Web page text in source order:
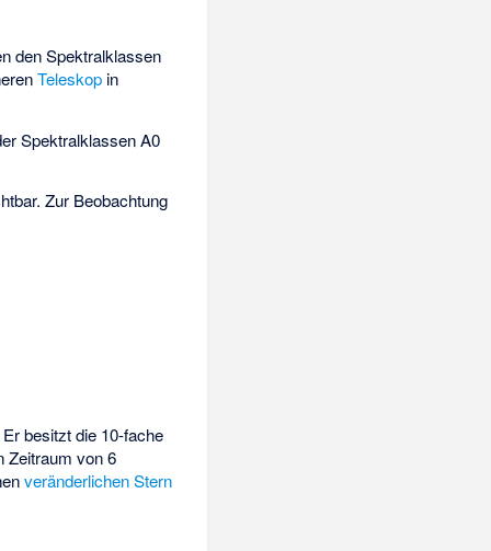
den Spektralklassen
Teleskop in
Spektralklassen A0
Zur Beobachtung
Er besitzt die 10-fache
Zeitraum von 6
veränderlichen Stern